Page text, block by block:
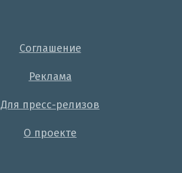
Соглашение
Реклама
Для пресс-релизов
О проекте